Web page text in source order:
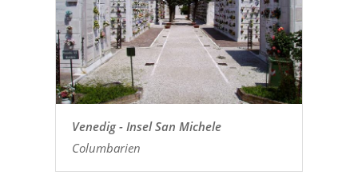
Venedig - Insel San Michele
Columbarien